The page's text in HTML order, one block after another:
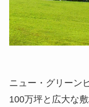
ニュー・グリーン
100万坪と広大な